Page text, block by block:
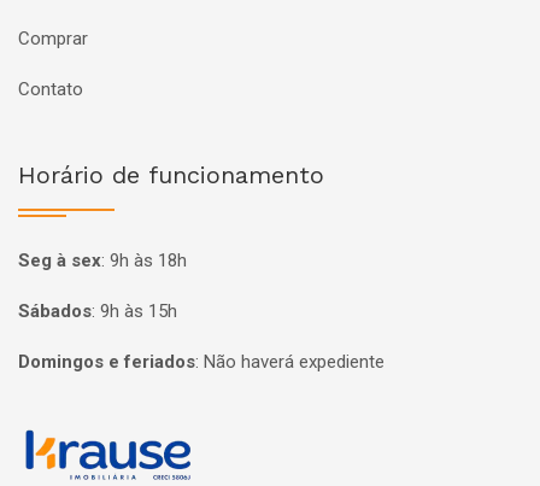
Comprar
Contato
Horário de funcionamento
Seg à sex: 9h às 18h
Sábados: 9h às 15h
Domingos e feriados: Não haverá expediente
Página inicial